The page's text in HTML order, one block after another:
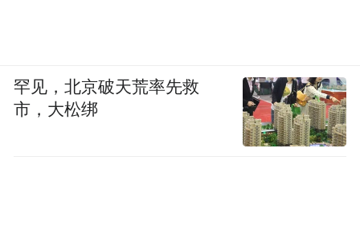
罕见，北京破天荒率先救
市，大松绑